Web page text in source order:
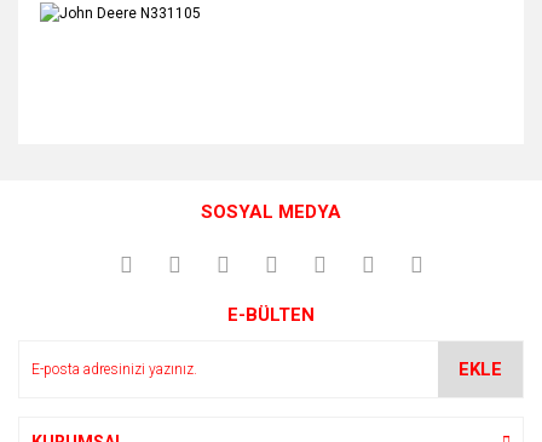
Yorum Yaz
Görüş ve önerileriniz için teşekkür ederiz.
Ürün açıklamasında eksik bilgiler bulunuyor.
SOSYAL MEDYA
E-BÜLTEN
EKLE